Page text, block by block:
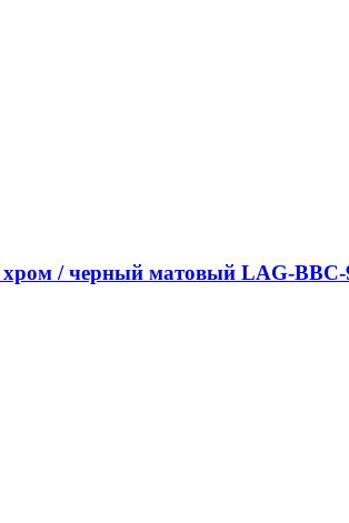
/ черный матовый LAG-BBC-